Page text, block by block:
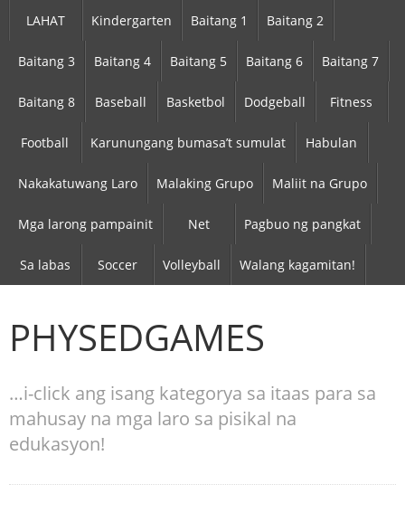
LAHAT Kindergarten Baitang 1 Baitang 2
Baitang 3 Baitang 4 Baitang 5 Baitang 6 Baitang 7
Baitang 8 Baseball Basketbol Dodgeball Fitness
Football Karunungang bumasa’t sumulat Habulan
Nakakatuwang Laro Malaking Grupo Maliit na Grupo
Mga larong pampainit Net Pagbuo ng pangkat
Sa labas Soccer Volleyball Walang kagamitan!
PHYSEDGAMES
…i-click ang isang kategorya sa itaas para sa
mahusay na mga laro sa pisikal na
edukasyon!